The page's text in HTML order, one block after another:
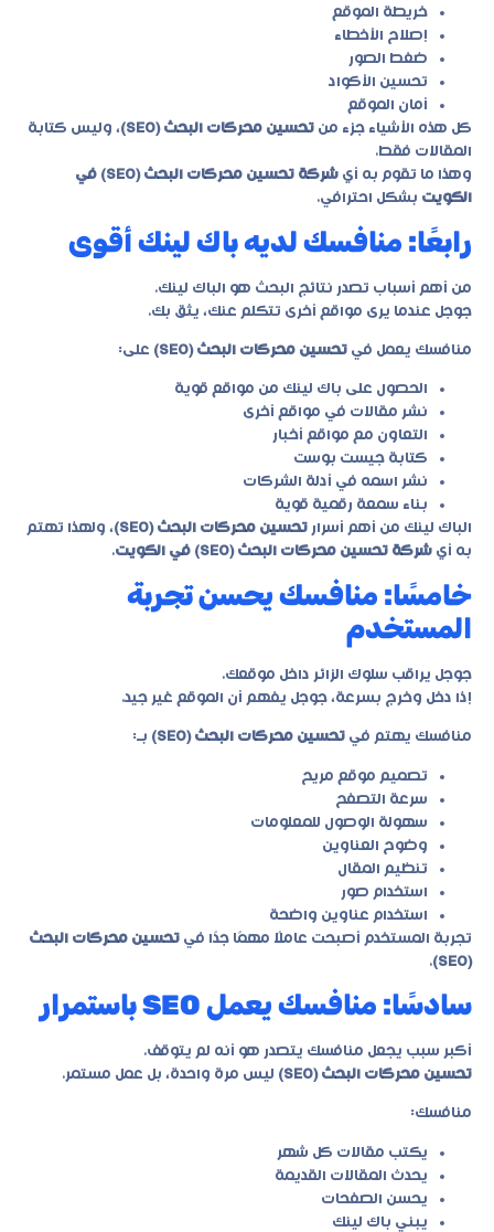
خريطة الموقع
إصلاح الأخطاء
ضغط الصور
تحسين الأكواد
أمان الموقع
كل هذه الأشياء جزء من تحسين محركات البحث (SEO)
، وليس كتابة
المقالات فقط.
وهذا ما تقوم به أي
شركة تحسين محركات البحث (SEO) في
الكويت بشكل احترافي.
رابعًا: منافسك لديه باك لينك أقوى
من أهم أسباب تصدر نتائج البحث هو الباك لينك.
جوجل عندما يرى مواقع أخرى تتكلم عنك، يثق بك.
منافسك يعمل في تحسين محركات البحث (SEO) على:
الحصول على باك لينك من مواقع قوية
نشر مقالات في مواقع أخرى
التعاون مع مواقع أخبار
كتابة جيست بوست
نشر اسمه في أدلة الشركات
بناء سمعة رقمية قوية
الباك لينك من أهم أسرار تحسين محركات البحث (SEO)
، ولهذا تهتم
به أي شركة تحسين محركات البحث (SEO) في الكويت .
خامسًا: منافسك يحسن تجربة
المستخدم
جوجل يراقب سلوك الزائر داخل موقعك.
إذا دخل وخرج بسرعة، جوجل يفهم أن الموقع غير جيد.
منافسك يهتم في تحسين محركات البحث (SEO) بـ:
تصميم موقع مريح
سرعة التصفح
سهولة الوصول للمعلومات
وضوح العناوين
تنظيم المقال
استخدام صور
استخدام عناوين واضحة
تجربة المستخدم أصبحت عاملًا مهمًا جدًا في تحسين محركات البحث
(SEO)
.
سادسًا: منافسك يعمل SEO باستمرار
أكبر سبب يجعل منافسك يتصدر هو أنه لم يتوقف.
تحسين محركات البحث (SEO)
ليس مرة واحدة، بل عمل مستمر.
منافسك:
يكتب مقالات كل شهر
يحدث المقالات القديمة
يحسن الصفحات
يبني باك لينك